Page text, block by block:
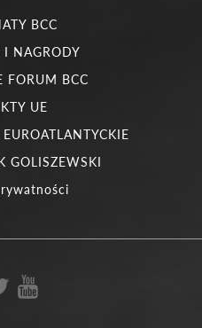
BCC
I NAGRODY
FORUM BCC
UE
GOLISZEWSKI